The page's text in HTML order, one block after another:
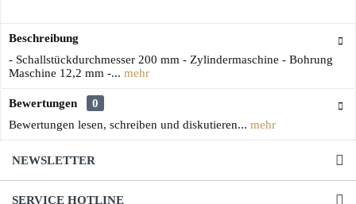
Beschreibung
- Schallstückdurchmesser 200 mm - Zylindermaschine - Bohrung
Maschine 12,2 mm -... mehr
Bewertungen
0
Bewertungen lesen, schreiben und diskutieren... mehr
NEWSLETTER
SERVICE HOTLINE